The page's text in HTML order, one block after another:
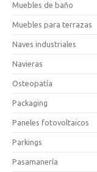
Muebles de baño
Muebles para terrazas
Naves industriales
Navieras
Osteopatía
Packaging
Paneles fotovoltaicos
Parkings
Pasamanería